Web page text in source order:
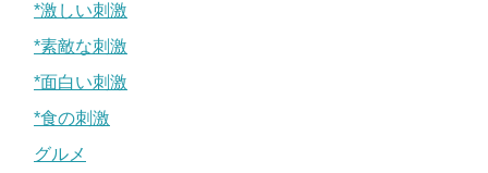
*激しい刺激
*素敵な刺激
*面白い刺激
*食の刺激
グルメ